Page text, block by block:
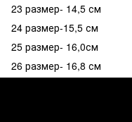
23 размер- 14,5 см
24 размер-15,5 см
25 размер- 16,0см
26 размер- 16,8 см